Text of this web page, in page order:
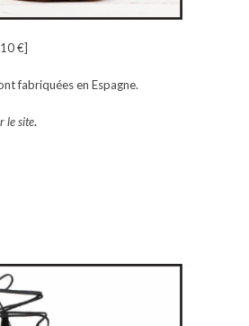
€]
fabriquées en Espagne.
le site.